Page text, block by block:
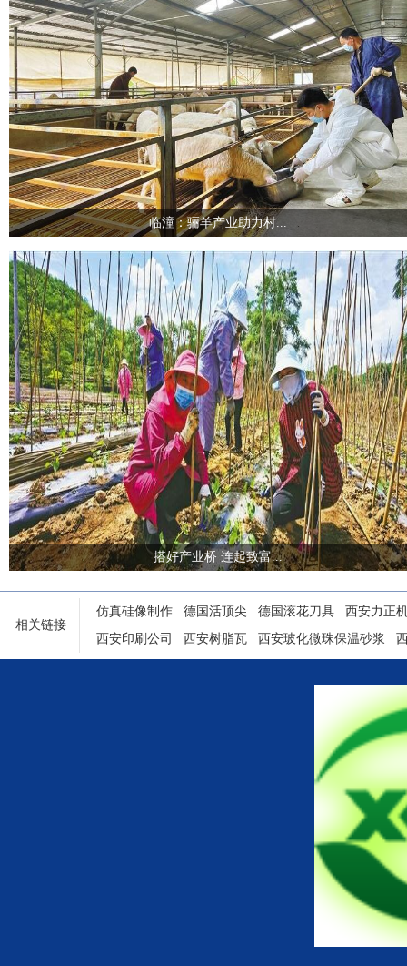
临潼：骊羊产业助力村...
搭好产业桥 连起致富...
相关链接
仿真硅像制作 德国活顶尖 德国滚花刀具
西安力正
西安印刷公司
西安树脂瓦 西安玻化微珠保温砂浆